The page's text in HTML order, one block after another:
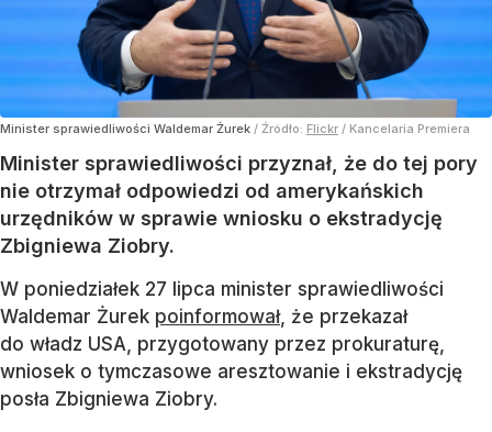
Minister sprawiedliwości Waldemar Żurek / Źródło: Flickr / Kancelaria Premiera
Minister sprawiedliwości przyznał, że do tej pory
nie otrzymał odpowiedzi od amerykańskich
urzędników w sprawie wniosku o ekstradycję
Zbigniewa Ziobry.
W poniedziałek 27 lipca minister sprawiedliwości
Waldemar Żurek poinformował, że przekazał
do władz USA, przygotowany przez prokuraturę,
wniosek o tymczasowe aresztowanie i ekstradycję
posła Zbigniewa Ziobry.